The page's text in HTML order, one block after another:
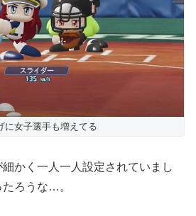
に女子選手も増えてる
かく一人一人設定されていまし
ろうな…。